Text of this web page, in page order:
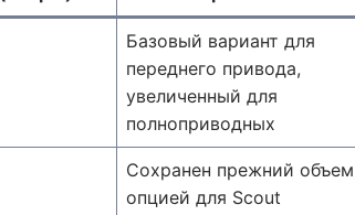
Базовый вариант для
переднего привода,
увеличенный для
полноприводных
Сохранен прежний
опцией для Scout